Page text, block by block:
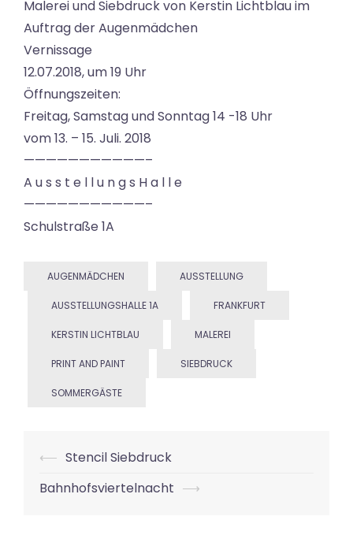
Malerei und Siebdruck von Kerstin Lichtblau im
Auftrag der Augenmädchen
Vernissage
12.07.2018, um 19 Uhr
Öffnungszeiten:
Freitag, Samstag und Sonntag 14 -18 Uhr
vom 13. – 15. Juli. 2018
———————————–
A u s s t e l l u n g s H a l l e
———————————–
Schulstraße 1A
AUGENMÄDCHEN AUSSTELLUNG
AUSSTELLUNGSHALLE 1A FRANKFURT
KERSTIN LICHTBLAU MALEREI
PRINT AND PAINT SIEBDRUCK
SOMMERGÄSTE
Beitrags-
⟵ Stencil Siebdruck
Bahnhofsviertelnacht ⟶